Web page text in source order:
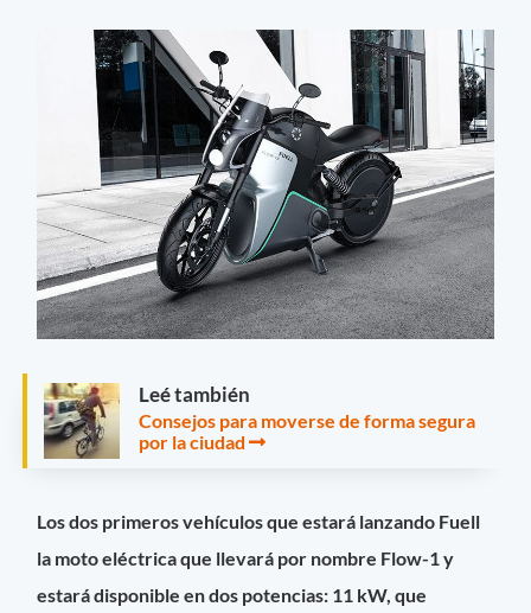
Leé también
Consejos para moverse de forma segura
por la ciudad
Los dos primeros vehículos que estará lanzando Fuell
la moto eléctrica que llevará por nombre Flow-1 y
estará disponible en dos potencias: 11 kW, que